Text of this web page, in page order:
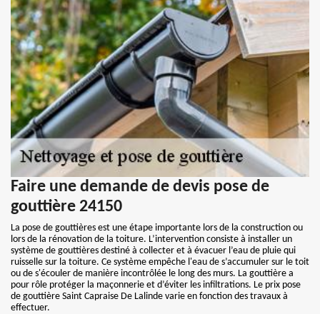
Faire une demande de devis pose de
gouttière 24150
La pose de gouttières est une étape importante lors de la construction ou
lors de la rénovation de la toiture. L’intervention consiste à installer un
système de gouttières destiné à collecter et à évacuer l’eau de pluie qui
ruisselle sur la toiture. Ce système empêche l'eau de s’accumuler sur le toit
ou de s'écouler de manière incontrôlée le long des murs. La gouttière a
pour rôle protéger la maçonnerie et d’éviter les infiltrations. Le prix pose
de gouttière Saint Capraise De Lalinde varie en fonction des travaux à
effectuer.